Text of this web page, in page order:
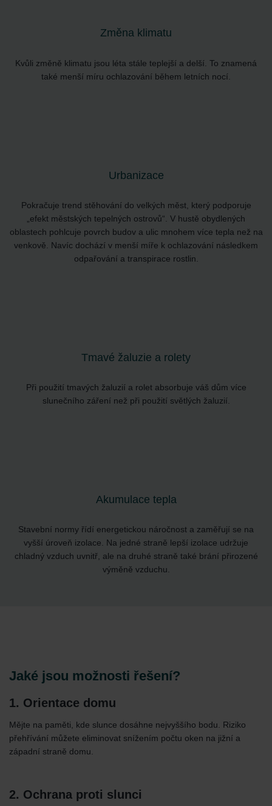
Změna klimatu
Kvůli změně klimatu jsou léta stále teplejší a delší. To znamená
také menší míru ochlazování během letních nocí.
Urbanizace
Pokračuje trend stěhování do velkých měst, který podporuje
„efekt městských tepelných ostrovů“. V hustě obydlených
oblastech pohlcuje povrch budov a ulic mnohem více tepla než na
venkově. Navíc dochází v menší míře k ochlazování následkem
odpařování a transpirace rostlin.
Tmavé žaluzie a rolety
Při použití tmavých žaluzií a rolet absorbuje váš dům více
slunečního záření než při použití světlých žaluzií.
Akumulace tepla
Stavební normy řídí energetickou náročnost a zaměřují se na
vyšší úroveň izolace. Na jedné straně lepší izolace udržuje
chladný vzduch uvnitř, ale na druhé straně také brání přirozené
výměně vzduchu.
Jaké jsou možnosti řešení?
1. Orientace domu
Mějte na paměti, kde slunce dosáhne nejvyššího bodu. Riziko
přehřívání můžete eliminovat snížením počtu oken na jižní a
západní straně domu.
2. Ochrana proti slunci